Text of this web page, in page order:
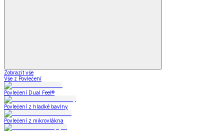
Zobrazit vše
Vše z Povlečení
Povlečení Dual Feel®
Povlečení z hladké bavlny
Povlečení z mikrovlákna